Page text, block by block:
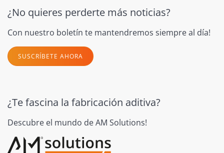
¿No quieres perderte más noticias?
Con nuestro boletín te mantendremos siempre al día!
SUSCRÍBETE AHORA
¿Te fascina la fabricación aditiva?
Descubre el mundo de AM Solutions!